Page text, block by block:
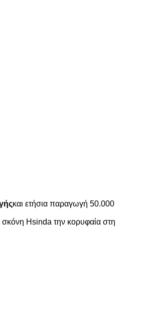
και ετήσια παραγωγή 50.000
σκόνη Hsinda την κορυφαία στη